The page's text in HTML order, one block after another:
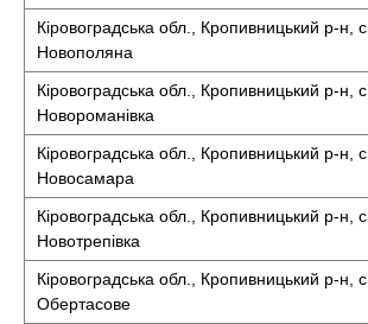
Кіровоградська обл., Кропивницький р-н, с.
Новополяна
Кіровоградська обл., Кропивницький р-н, с.
Новороманівка
Кіровоградська обл., Кропивницький р-н, с.
Новосамара
Кіровоградська обл., Кропивницький р-н, с.
Новотрепівка
Кіровоградська обл., Кропивницький р-н, с.
Обертасове